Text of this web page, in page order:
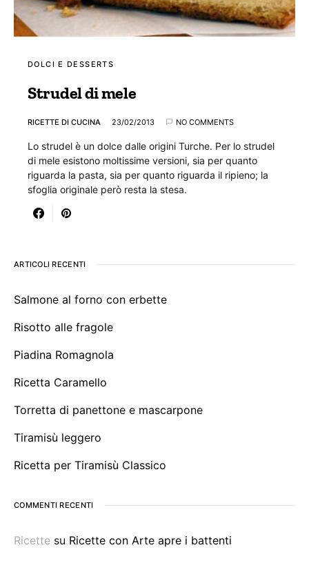
DOLCI E DESSERTS
Strudel di mele
RICETTE DI CUCINA 23/02/2013 NO COMMENTS
Lo strudel è un dolce dalle origini Turche. Per lo strudel
di mele esistono moltissime versioni, sia per quanto
riguarda la pasta, sia per quanto riguarda il ripieno; la
sfoglia originale però resta la stesa.
ARTICOLI RECENTI
Salmone al forno con erbette
Risotto alle fragole
Piadina Romagnola
Ricetta Caramello
Torretta di panettone e mascarpone
Tiramisù leggero
Ricetta per Tiramisù Classico
COMMENTI RECENTI
Ricette su Ricette con Arte apre i battenti